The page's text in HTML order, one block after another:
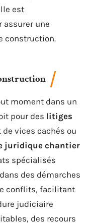
est
assurer une
construction.
moment dans un
pour des litiges
vices cachés ou
juridique chantier
spécialisés
des démarches
conflits, facilitant
judiciaire
des recours